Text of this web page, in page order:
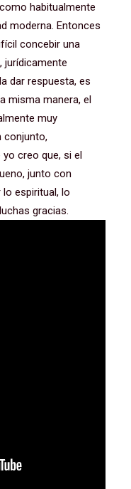
habitualmente
moderna. Entonces
concebir una
jurídicamente
dar respuesta, es
misma manera, el
muy
conjunto,
creo que, si el
junto con
espiritual, lo
gracias.